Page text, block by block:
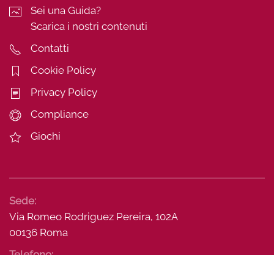
Sei una Guida?
Scarica i nostri contenuti
Contatti
Cookie Policy
Privacy Policy
Compliance
Giochi
Sede:
Via Romeo Rodriguez Pereira, 102A
00136 Roma